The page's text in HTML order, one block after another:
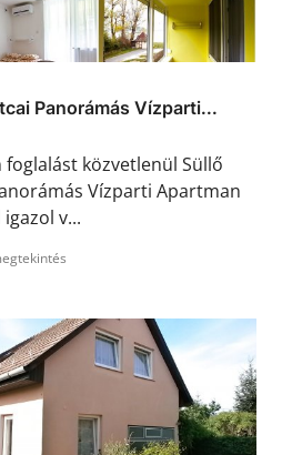
Panorámás Vízparti...
foglalást közvetlenül Süllő
Vízparti Apartman
v...